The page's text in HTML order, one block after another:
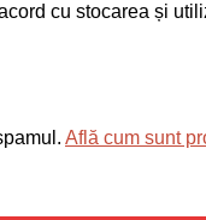
cu stocarea și
Află cum sunt